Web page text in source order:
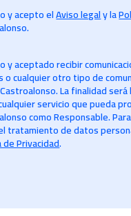
y acepto elAviso legaly la
y aceptado recibir
cualquier otro tipo de
La finalidad
servicio que pueda
como Responsable.
tratamiento de datos
Privacidad.